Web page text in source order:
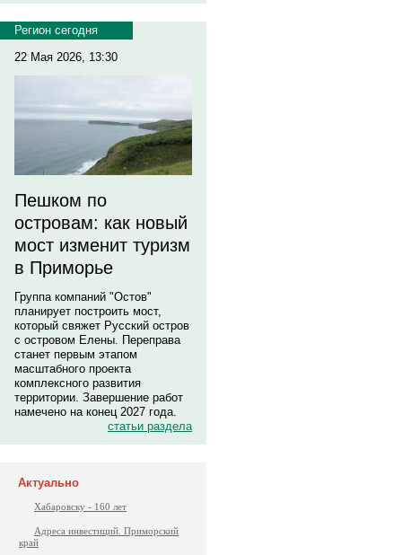
Регион сегодня
22 Мая 2026, 13:30
Пешком по
островам: как новый
мост изменит туризм
в Приморье
Группа компаний "Остов"
планирует построить мост,
который свяжет Русский остров
с островом Елены. Переправа
станет первым этапом
масштабного проекта
комплексного развития
территории. Завершение работ
намечено на конец 2027 года.
статьи раздела
Актуально
Хабаровску - 160 лет
Адреса инвестиций. Приморский
край